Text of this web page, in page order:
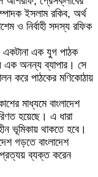
ইসলাম রকিব, অর্থ
ও নির্বাহী সদস্য রফিক
একটানা এক যুগ পাঠক
এক অনন্য ব্যাপার। সে
করে পাঠকের মণিকোঠায়
মাধ্যমে বাংলাদেশ
হয়েছে। এ ধারা
ভূমিকায় থাকতে হবে।
গড়তে বাংলাদেশ
প্রত্যয় ব্যক্ত করেন